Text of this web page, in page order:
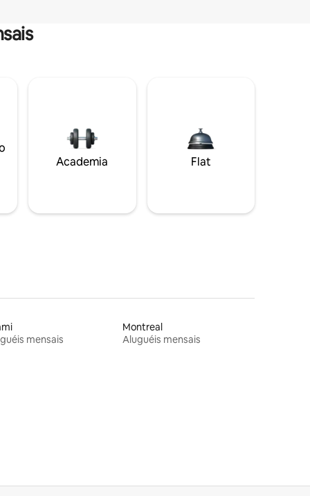
Academia Flat
mensais
Montreal
Aluguéis mensais